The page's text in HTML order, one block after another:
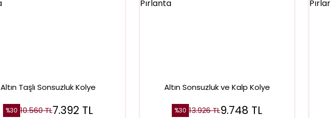
Altın Taşlı Sonsuzluk Kolye
%30 10.560TL7.392 TL
Altın Sonsuzluk ve Kalp Kolye
%30 13.926TL9.748 TL